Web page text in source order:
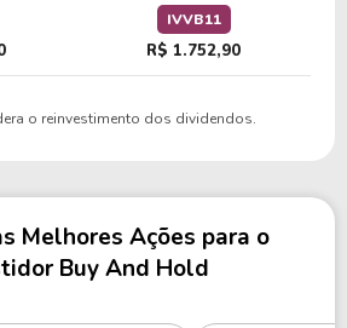
IVVB11
R$ 1.752,90
o reinvestimento dos dividendos.
Melhores Ações para o
Buy And Hold